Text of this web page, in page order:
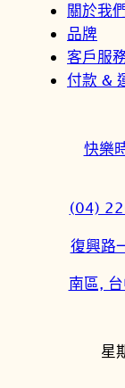
關於我
品牌
客戶服
付款 &
快樂
(04)
復興路
南區,
星